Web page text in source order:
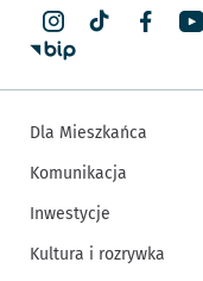
Dla Mieszkańca
Komunikacja
Inwestycje
Kultura i rozrywka